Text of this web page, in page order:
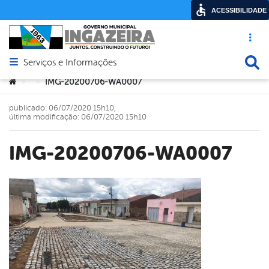
Acesso
Abrir menu principal de navegação
Serviços e Informações
Você está aqui:
> > IMG-20200706-WA0007
IMG-20200706-WA0007
publicado: 06/07/2020 15h10,
última modificação: 06/07/2020 15h10
ACESSIBILIDADE